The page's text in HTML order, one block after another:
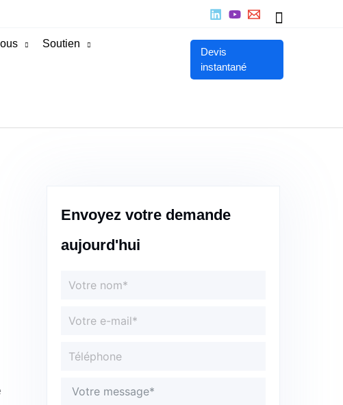
Soutien
Devis
instantané
Envoyez votre demande
aujourd'hui